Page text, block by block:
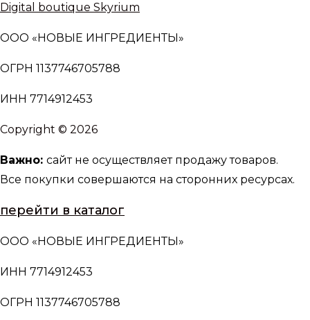
Digital boutique Skyrium
ООО «НОВЫЕ ИНГРЕДИЕНТЫ»
ОГРН 1137746705788
ИНН 7714912453
Copyright © 2026
Важно: сайт не осуществляет продажу товаров.
Все покупки совершаются на сторонних ресурсах.
перейти в каталог
ООО «НОВЫЕ ИНГРЕДИЕНТЫ»
ИНН 7714912453
ОГРН 1137746705788